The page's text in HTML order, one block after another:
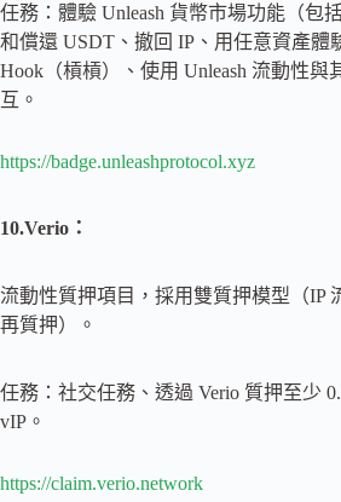
任務：體驗 Unleash 貨幣市場功能（包
和償還 USDT、撤回 IP、用任意資產體
Hook（槓槓）、使用 Unleash 流動性與
互。
https://badge.unleashprotocol.xyz
10.Verio：
流動性質押項目，採用雙質押模型（IP
再質押）。
任務：社交任務、透過 Verio 質押至少
vIP。
https://claim.verio.network